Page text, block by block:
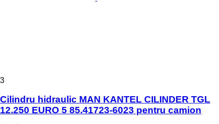
3
Cilindru hidraulic MAN KANTEL CILINDER TGL
12.250 EURO 5 85.41723-6023 pentru camion